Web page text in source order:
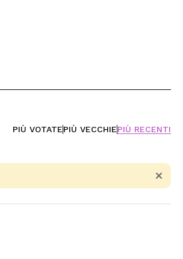
PIÙ VOTATEPIÙ VECCHIEPIÙ RECENTI